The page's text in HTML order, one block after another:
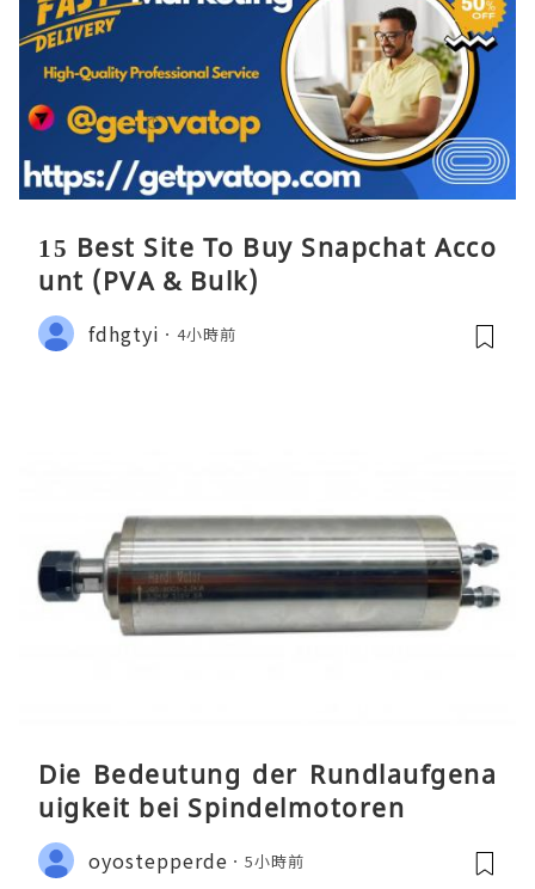
15 Best Site To Buy Snapchat Acco
unt (PVA & Bulk)
fdhgtyi 4小時前
Die Bedeutung der Rundlaufgena
uigkeit bei Spindelmotoren
oyostepperde 5小時前